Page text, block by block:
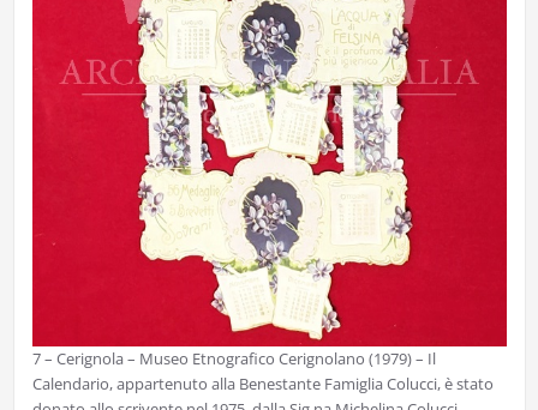
7 – Cerignola – Museo Etnografico Cerignolano (1979) – Il
Calendario, appartenuto alla Benestante Famiglia Colucci, è stato